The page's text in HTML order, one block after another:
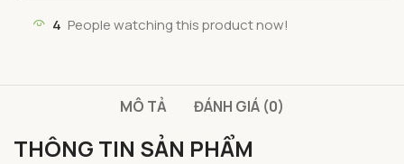
4 People watching this product now!
MÔ TẢ ĐÁNH GIÁ (0)
THÔNG TIN SẢN PHẨM